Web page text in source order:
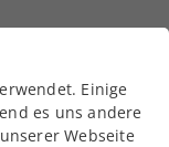
Einige
es uns andere
Webseite